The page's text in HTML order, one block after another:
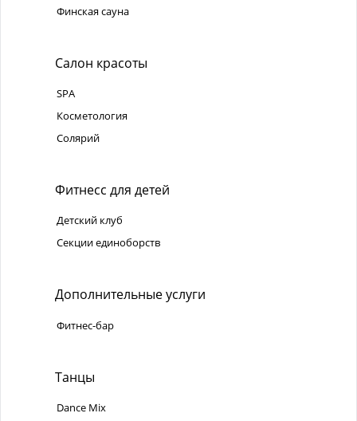
Финская сауна
Салон красоты
SPA
Косметология
Солярий
Фитнесс для детей
Детский клуб
Секции единоборств
Дополнительные услуги
Фитнес-бар
Танцы
Dance Mix